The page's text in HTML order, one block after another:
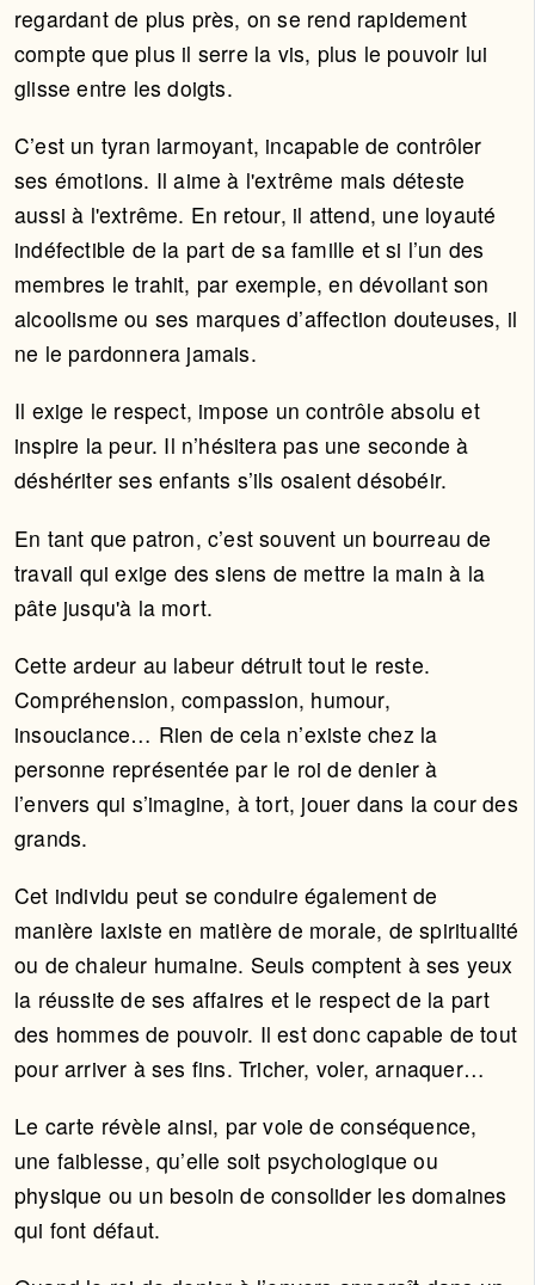
regardant de plus près, on se rend rapidement
compte que plus il serre la vis, plus le pouvoir lui
glisse entre les doigts.
C’est un tyran larmoyant, incapable de contrôler
ses émotions. Il aime à l'extrême mais déteste
aussi à l'extrême. En retour, il attend, une loyauté
indéfectible de la part de sa famille et si l’un des
membres le trahit, par exemple, en dévoilant son
alcoolisme ou ses marques d’affection douteuses, il
ne le pardonnera jamais.
Il exige le respect, impose un contrôle absolu et
inspire la peur. Il n’hésitera pas une seconde à
déshériter ses enfants s’ils osaient désobéir.
En tant que patron, c’est souvent un bourreau de
travail qui exige des siens de mettre la main à la
pâte jusqu'à la mort.
Cette ardeur au labeur détruit tout le reste.
Compréhension, compassion, humour,
insouciance… Rien de cela n’existe chez la
personne représentée par le roi de denier à
l’envers qui s’imagine, à tort, jouer dans la cour des
grands.
Cet individu peut se conduire également de
manière laxiste en matière de morale, de spiritualité
ou de chaleur humaine. Seuls comptent à ses yeux
la réussite de ses affaires et le respect de la part
des hommes de pouvoir. Il est donc capable de tout
pour arriver à ses fins. Tricher, voler, arnaquer…
Le carte révèle ainsi, par voie de conséquence,
une faiblesse, qu’elle soit psychologique ou
physique ou un besoin de consolider les domaines
qui font défaut.